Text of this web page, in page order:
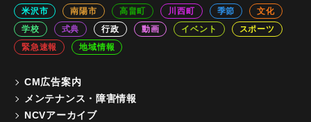
米沢市 南陽市 高畠町 川西町 季節
文化
学校
式典 行政 動画 イベント
スポーツ
緊急速報
地域情報
CM広告案内
メンテナンス・障害情報
NCVアーカイブ